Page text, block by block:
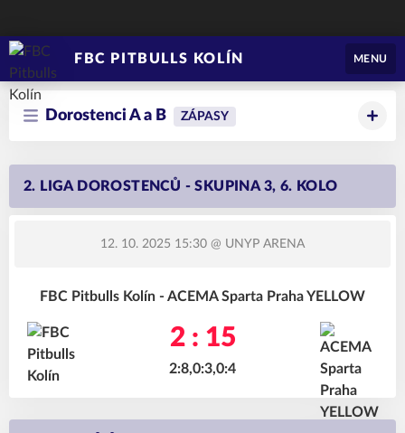
FBC PITBULLS KOLÍN MENU
Dorostenci A a B ZÁPASY
2. LIGA DOROSTENCŮ - SKUPINA 3, 6. KOLO
12. 10. 2025 15:30 @ UNYP ARENA
FBC Pitbulls Kolín - ACEMA Sparta Praha YELLOW
2 : 15
2:8,0:3,0:4